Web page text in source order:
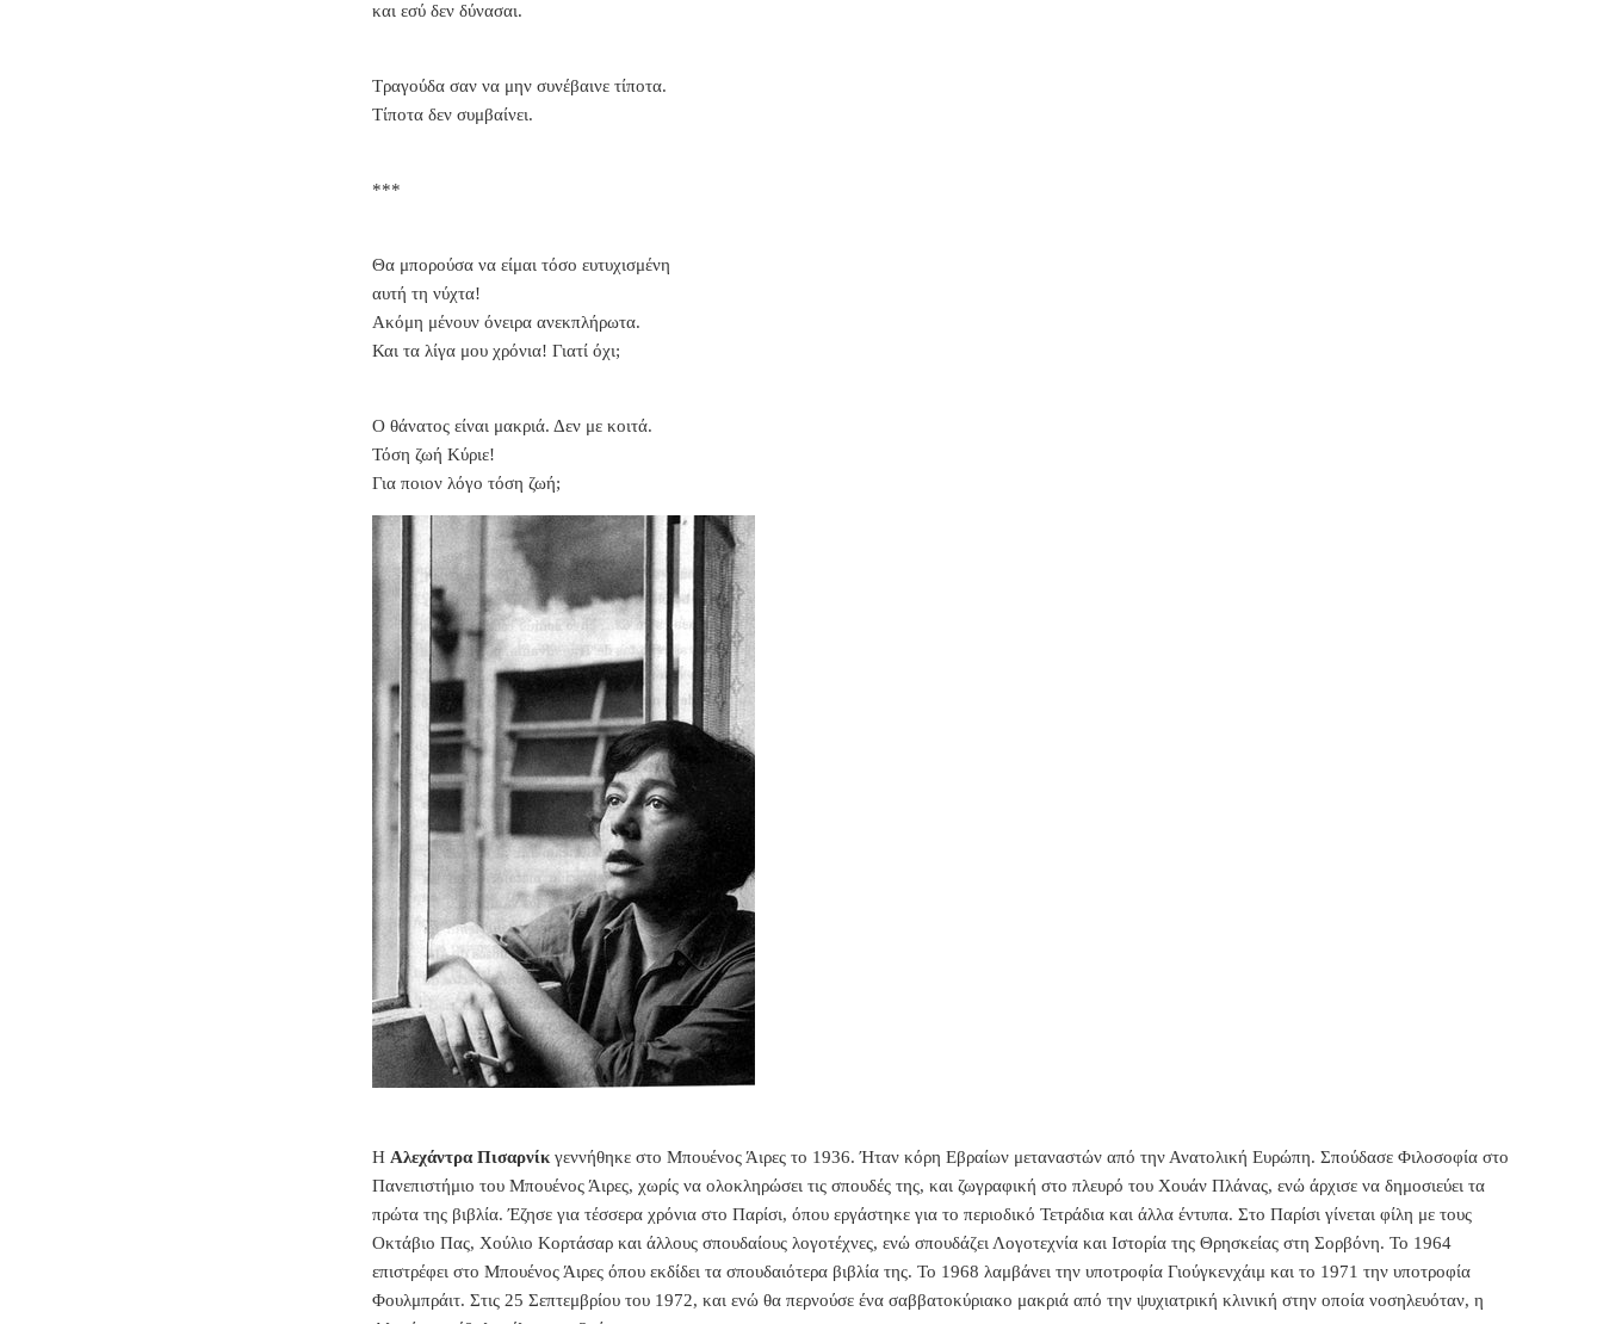
και εσύ δεν δύνασαι.
Τραγούδα σαν να μην συνέβαινε τίποτα.
Τίποτα δεν συμβαίνει.
***
Θα μπορούσα να είμαι τόσο ευτυχισμένη
αυτή τη νύχτα!
Ακόμη μένουν όνειρα ανεκπλήρωτα.
Και τα λίγα μου χρόνια! Γιατί όχι;
Ο θάνατος είναι μακριά. Δεν με κοιτά.
Τόση ζωή Κύριε!
Για ποιον λόγο τόση ζωή;
Η Αλεχάντρα Πισαρνίκγεννήθηκε στο Μπουένος Άιρες το 1936. Ήταν κόρη Εβραίων μεταναστών από την Ανατολική Ευρώπη. Σπούδασε Φιλοσοφία στο
Πανεπιστήμιο του Μπουένος Άιρες, χωρίς να ολοκληρώσει τις σπουδές της, και ζωγραφική στο πλευρό του Χουάν Πλάνας, ενώ άρχισε να δημοσιεύει τα
πρώτα της βιβλία. Έζησε για τέσσερα χρόνια στο Παρίσι, όπου εργάστηκε για το περιοδικό Τετράδια και άλλα έντυπα. Στο Παρίσι γίνεται φίλη με τους
Οκτάβιο Πας, Χούλιο Κορτάσαρ και άλλους σπουδαίους λογοτέχνες, ενώ σπουδάζει Λογοτεχνία και Ιστορία της Θρησκείας στη Σορβόνη. Το 1964
επιστρέφει στο Μπουένος Άιρες όπου εκδίδει τα σπουδαιότερα βιβλία της. Το 1968 λαμβάνει την υποτροφία Γιούγκενχάιμ και το 1971 την υποτροφία
Φουλμπράιτ. Στις 25 Σεπτεμβρίου του 1972, και ενώ θα περνούσε ένα σαββατοκύριακο μακριά από την ψυχιατρική κλινική στην οποία νοσηλευόταν, η